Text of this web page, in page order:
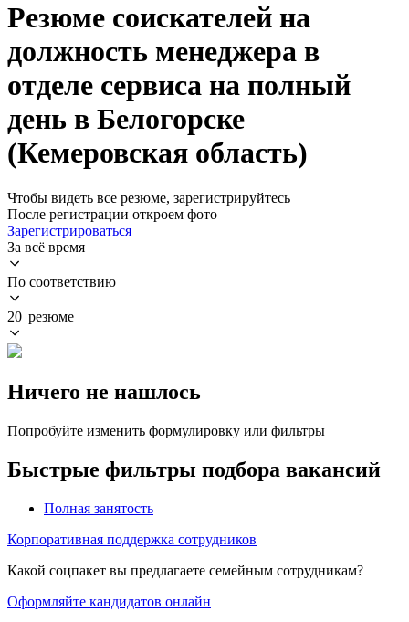
Резюме соискателей на
должность менеджера в
отделе сервиса на полный
день в Белогорске
(Кемеровская область)
Чтобы видеть все резюме, зарегистрируйтесь
После регистрации откроем фото
Зарегистрироваться
За всё время
По соответствию
20 резюме
Ничего не нашлось
Попробуйте изменить формулировку или фильтры
Быстрые фильтры подбора вакансий
Полная занятость
Корпоративная поддержка сотрудников
Какой соцпакет вы предлагаете семейным сотрудникам?
Оформляйте кандидатов онлайн